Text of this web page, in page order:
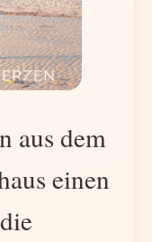
aus dem
einen